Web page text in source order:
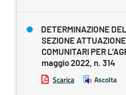
DETERMINAZIONE
SEZIONE ATTUAZIONE
COMUNITARI PER
maggio 2022, n. 314
Scarica Ascolta